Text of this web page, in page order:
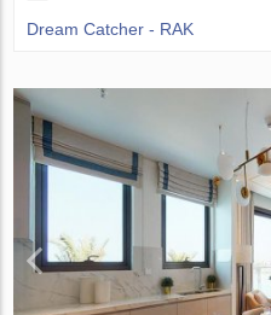
Dream Catcher - RAK